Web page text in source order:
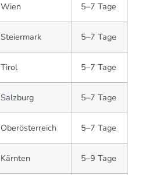
Wien 5–7 Tage
Steiermark 5–7 Tage
Tirol 5–7 Tage
Salzburg 5–7 Tage
Oberösterreich 5–7 Tage
Kärnten 5–9 Tage